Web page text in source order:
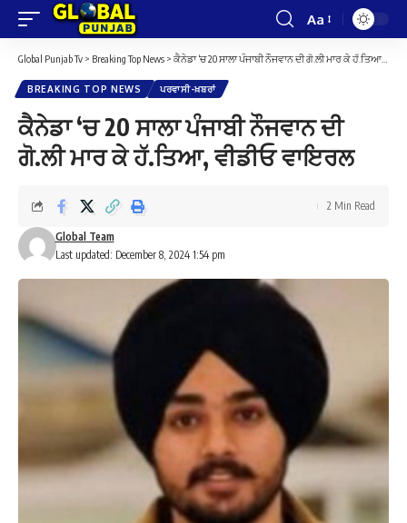
Font
Resizer
Aa
Global Punjab Tv > Breaking Top News > ਕੈਨੇਡਾ ‘ਚ 20 ਸਾਲਾ ਪੰਜਾਬੀ ਨੌਜਵਾਨ ਦੀ ਗੋ.ਲੀ ਮਾਰ ਕੇ ਹੱ.ਤਿਆ, ਵੀਡੀਓ ਵਾਇਰਲ
BREAKING TOP NEWS ਪਰਵਾਸੀ-ਖ਼ਬਰਾਂ
ਕੈਨੇਡਾ ‘ਚ 20 ਸਾਲਾ ਪੰਜਾਬੀ ਨੌਜਵਾਨ ਦੀ
ਗੋ.ਲੀ ਮਾਰ ਕੇ ਹੱ.ਤਿਆ, ਵੀਡੀਓ ਵਾਇਰਲ
Last updated: December 8, 2024 1:54 pm
Global Team
2 Min Read